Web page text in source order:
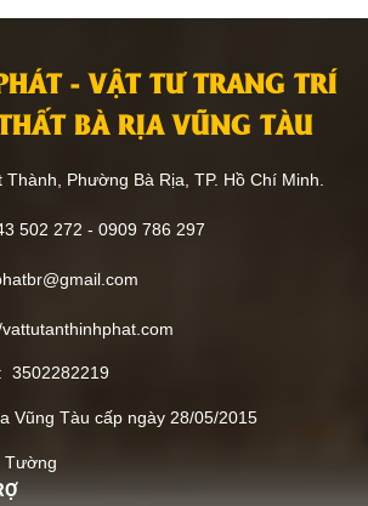
- VẬT TƯ TRANG TRÍ
BÀ RỊA VŨNG TÀU
Thành, Phường Bà Rịa, TP. Hồ Chí Minh.
502 272 - 0909 786 297
3502282219
Vũng Tàu cấp ngày 28/05/2015
Tường